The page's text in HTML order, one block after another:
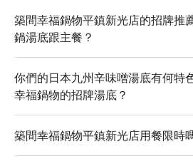
築間幸福鍋物平鎮新光店的招牌推
鍋湯底跟主餐？
你們的日本九州辛味噌湯底有何特
幸福鍋物的招牌湯底？
築間幸福鍋物平鎮新光店用餐限時